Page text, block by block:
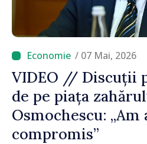
/ 07 Mai, 2026
VIDEO // Discuții
de pe piața
Osmochescu: „Am
compromis”